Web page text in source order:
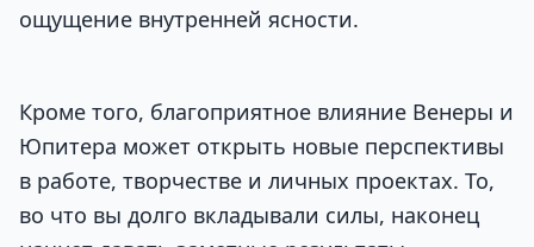
ощущение внутренней ясности.
Кроме того, благоприятное влияние Венеры и
Юпитера может открыть новые перспективы
в работе, творчестве и личных проектах. То,
во что вы долго вкладывали силы, наконец